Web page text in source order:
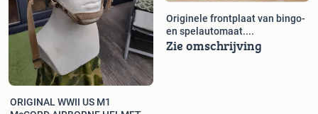
ORIGINAL WWII US M1
Originele frontplaat van bingo-
en spelautomaat....
Zie omschrijving